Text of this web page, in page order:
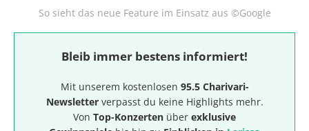
So sieht das neue Feature im Einsatz aus ©Google
Bleib immer bestens informiert!
Mit unserem kostenlosen 95.5 Charivari-
Newsletterverpasst du keine Highlights mehr.
Von Top-Konzerten über exklusive